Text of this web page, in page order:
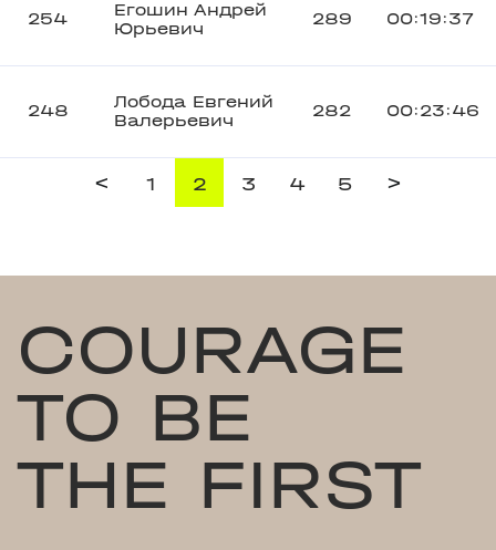
254
Егошин Андрей
Юрьевич
289 00:19:37
248
Лобода Евгений
Валерьевич
282 00:23:46
< 1 2 3 4 5 >
COURAGE
TO BE
THE FIRST